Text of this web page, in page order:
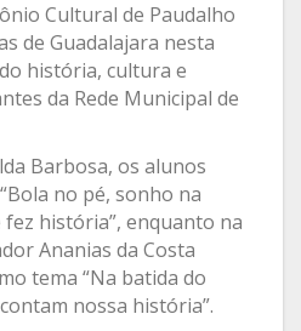
Cultural de Paudalho
de Guadalajara nesta
história, cultura e
da Rede Municipal de
Barbosa, os alunos
no pé, sonho na
história”, enquanto na
Ananias da Costa
tema “Na batida do
nossa história”.